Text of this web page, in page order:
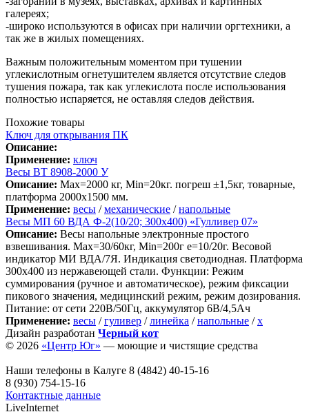
галереях;
-широко используются в офисах при наличии оргтехники, а
так же в жилых помещениях.
Важным положительным моментом при тушении
углекислотным огнетушителем является отсутствие следов
тушения пожара, так как углекислота после использования
полностью испаряется, не оставляя следов действия.
Похожие товары
Ключ для открывания ПК
Описание:
Применение: ключ
Весы ВТ 8908-2000 У
Описание: Max=2000 кг, Min=20кг. погреш ±1,5кг, товарные,
платформа 2000х1500 мм.
Применение: весы /механические /напольные
Весы МП 60 ВДА Ф-2(10/20; 300х400) «Гулливер 07»
Описание: Весы напольные электронные простого
взвешивания. Мах=30/60кг, Min=200г е=10/20г. Весовой
индикатор МИ ВДА/7Я. Индикация светодиодная. Платформа
300х400 из нержавеющей стали. Функции: Режим
суммирования (ручное и автоматическое), режим фиксации
пикового значения, медицинский режим, режим дозирования.
Питание: от сети 220В/50Гц, аккумулятор 6В/4,5Ач
Применение: весы /гуливер /линейка /напольные /х
Дизайн разработан Черный кот
© 2026 «Центр Юг» — моющие и чистящие средства
Наши телефоны в Калуге 8 (4842) 40-15-16
8 (930) 754-15-16
Контактные данные
LiveInternet